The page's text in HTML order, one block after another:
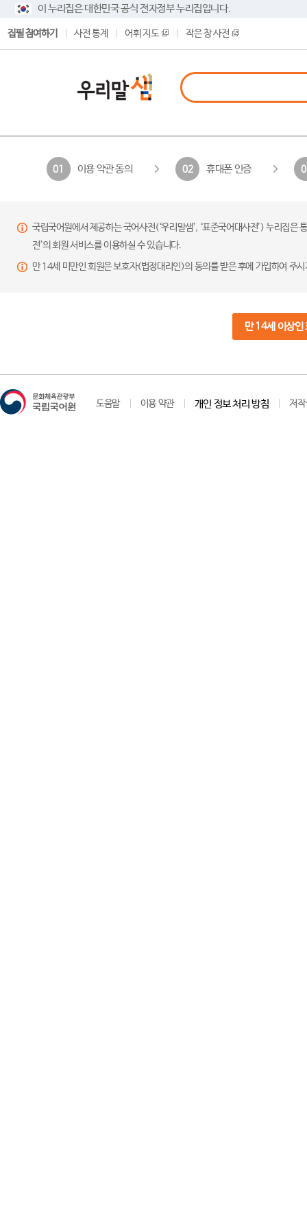
이 누리집은 대한민국 공식 전자정부 누리집입니다.
집필 참여하기 사전 통계 어휘 지도 작은 창 사전
01 이용 약관 동의 02 휴대폰 인증
국립국어원에서 제공하는 국어사전(‘우리말샘’, ‘표준국어대사전’) 누리집
전’의 회원 서비스를 이용하실 수 있습니다.
만 14세 미만인 회원은 보호자(법정대리인)의 동의를 받은 후에 가입하여 주
만 14세 이상인
도움말 이용 약관 개인 정보 처리 방침 저